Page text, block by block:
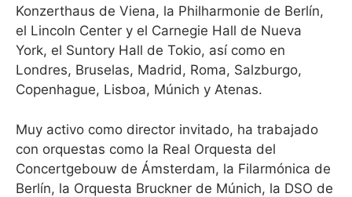
Konzerthaus de Viena, la Philharmonie de Berlín,
el Lincoln Center y el Carnegie Hall de Nueva
York, el Suntory Hall de Tokio, así como en
Londres, Bruselas, Madrid, Roma, Salzburgo,
Copenhague, Lisboa, Múnich y Atenas.
Muy activo como director invitado, ha trabajado
con orquestas como la Real Orquesta del
Concertgebouw de Ámsterdam, la Filarmónica de
Berlín, la Orquesta Bruckner de Múnich, la DSO de